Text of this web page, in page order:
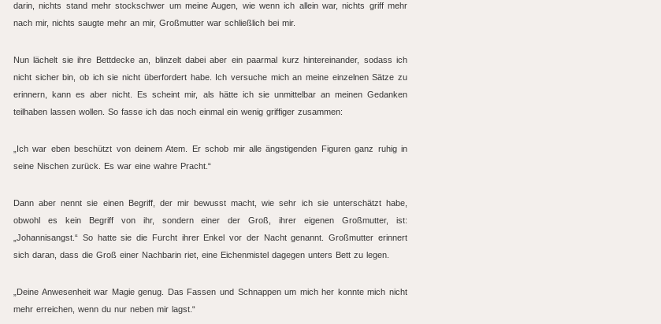
darin, nichts stand mehr stockschwer um meine Augen, wie wenn ich allein war, nichts griff mehr
nach mir, nichts saugte mehr an mir, Großmutter war schließlich bei mir.
Nun lächelt sie ihre Bettdecke an, blinzelt dabei aber ein paarmal kurz hintereinander, sodass ich
nicht sicher bin, ob ich sie nicht überfordert habe. Ich versuche mich an meine einzelnen Sätze zu
erinnern, kann es aber nicht. Es scheint mir, als hätte ich sie unmittelbar an meinen Gedanken
teilhaben lassen wollen. So fasse ich das noch einmal ein wenig griffiger zusammen:
„Ich war eben beschützt von deinem Atem. Er schob mir alle ängstigenden Figuren ganz ruhig in
seine Nischen zurück. Es war eine wahre Pracht.“
Dann aber nennt sie einen Begriff, der mir bewusst macht, wie sehr ich sie unterschätzt habe,
obwohl es kein Begriff von ihr, sondern einer der Groß, ihrer eigenen Großmutter, ist:
„Johannisangst.“ So hatte sie die Furcht ihrer Enkel vor der Nacht genannt. Großmutter erinnert
sich daran, dass die Groß einer Nachbarin riet, eine Eichenmistel dagegen unters Bett zu legen.
„Deine Anwesenheit war Magie genug. Das Fassen und Schnappen um mich her konnte mich nicht
mehr erreichen, wenn du nur neben mir lagst.“